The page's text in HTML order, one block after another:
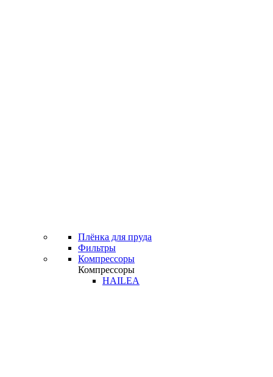
Плёнка для пруда
Фильтры
Компрессоры
Компрессоры
HAILEA